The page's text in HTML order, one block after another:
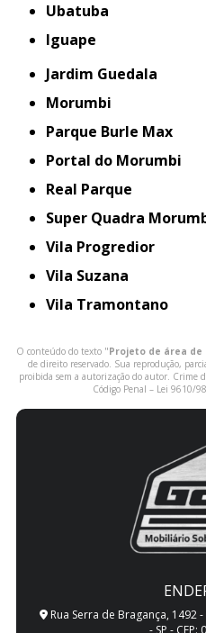
Ubatuba
iguape
Jardim Guedala
Morumbi
Parque Burle Max
Portal do Morumbi
Real Parque
Super Quadra
Vila Progredior
Vila Suzana
Vila Tramontano
O conteúdo do texto "Projeto de área de
de direito reservado. Sua reprodução,
proibida sem a autorização do autor. Crime
Código Penal – Lei 9610/
Rua Serra de Bragança, 1492